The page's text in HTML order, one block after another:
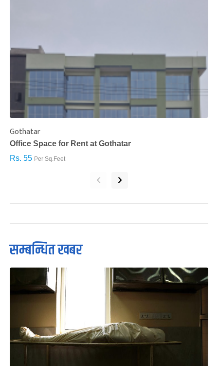
Gothatar
Office Space for Rent at Gothatar
Rs. 55 Per Sq.Feet
‹ ›
सम्बन्धित खबर